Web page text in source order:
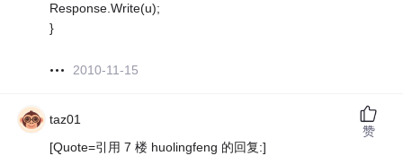
Response.Write(u);
}
2010-11-15
taz01
[Quote=引用 7 楼 huolingfeng 的回复:]
赞